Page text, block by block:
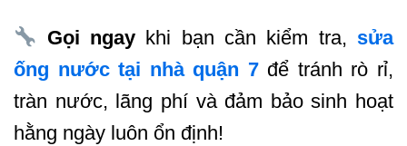
Gọi ngay khi bạn cần kiểm tra, sửa
ống nước tại nhà quận 7 để tránh rò rỉ,
tràn nước, lãng phí và đảm bảo sinh hoạt
hằng ngày luôn ổn định!